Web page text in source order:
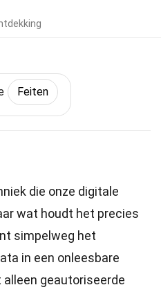
Feiten
die onze digitale
wat houdt het precies
simpelweg het
in een onleesbare
geautoriseerde